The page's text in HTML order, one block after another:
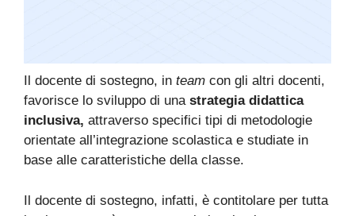
Il docente di sostegno, in team con gli altri docenti,
favorisce lo sviluppo di una strategia didattica
inclusiva, attraverso specifici tipi di metodologie
orientate all’integrazione scolastica e studiate in
base alle caratteristiche della classe.
Il docente di sostegno, infatti, è contitolare per tutta